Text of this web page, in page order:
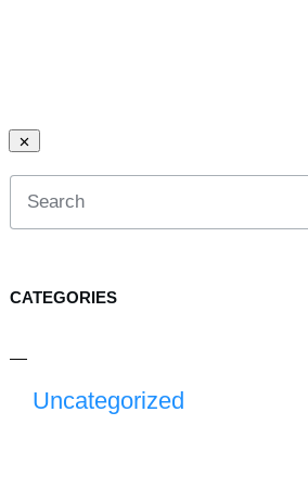
CATEGORIES
Uncategorized